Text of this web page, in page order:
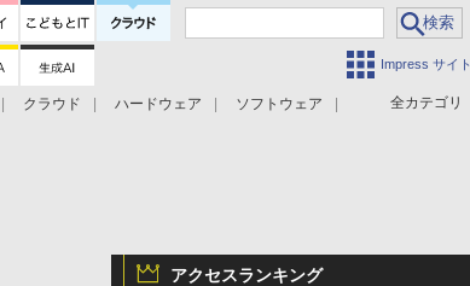
Impress サイト
全カテゴリ
クラウド ハードウェア
ソフトウェア
アクセスランキング